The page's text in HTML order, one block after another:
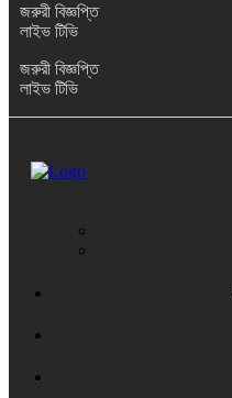
জরুরী বিজ্ঞপ্তি
লাইভ টিভি
জরুরী বিজ্ঞপ্তি
লাইভ টিভি